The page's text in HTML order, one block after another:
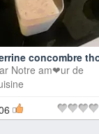
concombre
Notre am❤ur de